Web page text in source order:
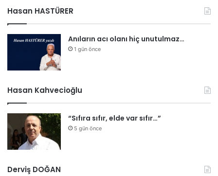
Hasan HASTÜRER
Anıların acı olanı hiç unutulmaz…
1 gün önce
Hasan Kahvecioğlu
“Sıfıra sıfır, elde var sıfır…”
5 gün önce
Derviş DOĞAN